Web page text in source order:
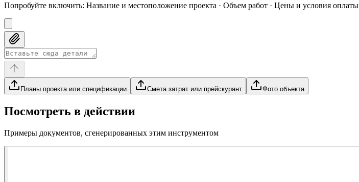
Попробуйте включить: Название и местоположение проекта · Объем работ · Цены и условия оплаты
Планы проекта или спецификации Смета затрат или прейскурант Фото объекта
Посмотреть в действии
Примеры документов, сгенерированных этим инструментом